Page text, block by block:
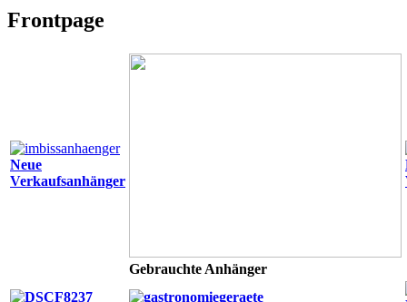
Frontpage
Neue
Verkaufsanhänger
Gebrauchte Anhänger